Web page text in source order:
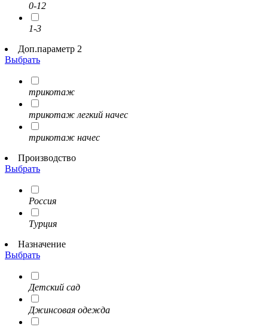
0-12
1-3
Доп.параметр 2
Выбрать
трикотаж
трикотаж легкий начес
трикотаж начес
Производство
Выбрать
Россия
Турция
Назначение
Выбрать
Детский сад
Джинсовая одежда